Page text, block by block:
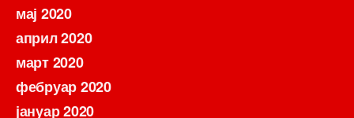
мај 2020
април 2020
март 2020
фебруар 2020
јануар 2020